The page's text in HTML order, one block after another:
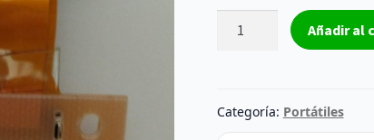
flex
Duro
CMI
Añadir al
Categoría: Portátiles